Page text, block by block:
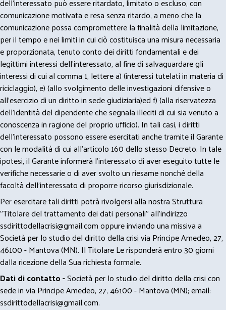
comunicazione motivata e resa senza ritardo, a meno che la
comunicazione possa compromettere la finalità della limitazione,
per il tempo e nei limiti in cui ciò costituisca una misura necessaria
e proporzionata, tenuto conto dei diritti fondamentali e dei
legittimi interessi dell’interessato, al fine di salvaguardare gli
interessi di cui al comma 1, lettere a) (interessi tutelati in materia di
riciclaggio), e) (allo svolgimento delle investigazioni difensive o
all’esercizio di un diritto in sede giudiziaria)ed f) (alla riservatezza
dell’identità del dipendente che segnala illeciti di cui sia venuto a
conoscenza in ragione del proprio ufficio). In tali casi, i diritti
dell’interessato possono essere esercitati anche tramite il Garante
con le modalità di cui all’articolo 160 dello stesso Decreto. In tale
ipotesi, il Garante informerà l’interessato di aver eseguito tutte le
verifiche necessarie o di aver svolto un riesame nonché della
facoltà dell’interessato di proporre ricorso giurisdizionale.
Per esercitare tali diritti potrà rivolgersi alla nostra Struttura
"Titolare del trattamento dei dati personali" all'indirizzo
ssdirittodellacrisi@gmail.comoppure inviando una missiva a
Società per lo studio del diritto della crisi via Principe Amedeo, 27,
46100 - Mantova (MN). Il Titolare Le risponderà entro 30 giorni
dalla ricezione della Sua richiesta formale.
Dati di contatto -Società per lo studio del diritto della crisi con
sede in via Principe Amedeo, 27, 46100 - Mantova (MN); email:
ssdirittodellacrisi@gmail.com.